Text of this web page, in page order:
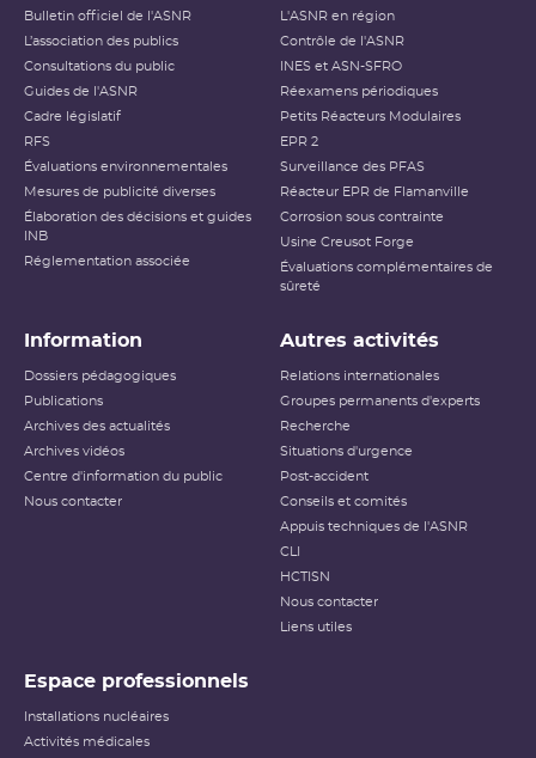
Bulletin officiel de l'ASNR
L’association des publics
Consultations du public
Guides de l'ASNR
Cadre législatif
RFS
Évaluations environnementales
Mesures de publicité diverses
Élaboration des décisions et guides
INB
Réglementation associée
L'ASNR en région
Contrôle de l'ASNR
INES et ASN-SFRO
Réexamens périodiques
Petits Réacteurs Modulaires
EPR 2
Surveillance des PFAS
Réacteur EPR de Flamanville
Corrosion sous contrainte
Usine Creusot Forge
Évaluations complémentaires de
sûreté
Information
Dossiers pédagogiques
Publications
Archives des actualités
Archives vidéos
Centre d'information du public
Nous contacter
Autres activités
Relations internationales
Groupes permanents d'experts
Recherche
Situations d'urgence
Post-accident
Conseils et comités
Appuis techniques de l'ASNR
CLI
HCTISN
Nous contacter
Liens utiles
Espace professionnels
Installations nucléaires
Activités médicales